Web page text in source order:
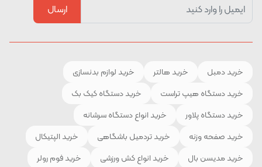
ارسال
خرید دمبل خرید هالتر
خرید لوازم بدنسازی
خرید دستگاه هیپ تراست
خرید دستگاه کیک بک
خرید دستگاه پلاور
خرید انواع دستگاه سرشانه
خرید صفحه وزنه
خرید تردمیل باشگاهی
خرید الپتیکال
خرید مدیسن بال
خرید انواع کش ورزشی خرید فوم رولر